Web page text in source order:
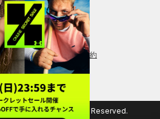
く通販の表記 会員規約
リシー
Corporation. All Rights Reserved.